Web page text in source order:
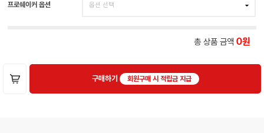
프로쉐이커 옵션
총 상품 금액 0
구매하기 회원구매 시 적립금 지급